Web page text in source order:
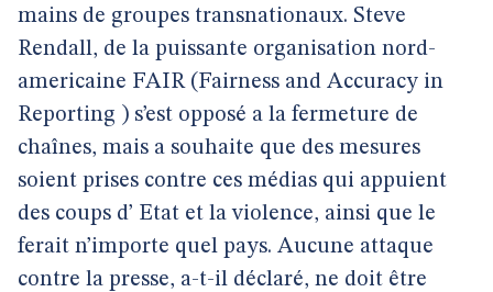
mains de groupes transnationaux. Steve
Rendall, de la puissante organisation nord-
americaine FAIR (Fairness and Accuracy in
Reporting ) s’est opposé a la fermeture de
chaînes, mais a souhaite que des mesures
soient prises contre ces médias qui appuient
des coups d’ Etat et la violence, ainsi que le
ferait n’importe quel pays. Aucune attaque
contre la presse, a-t-il déclaré, ne doit être